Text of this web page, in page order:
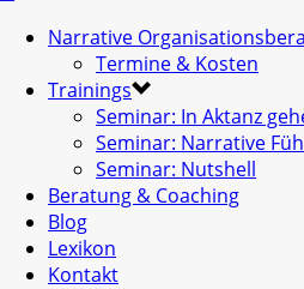
Narrative
Termine & Kosten
Trainings
Seminar: In Aktanz
Seminar: Narrative
Seminar: Nutshell
Beratung & Coaching
Blog
Lexikon
Kontakt